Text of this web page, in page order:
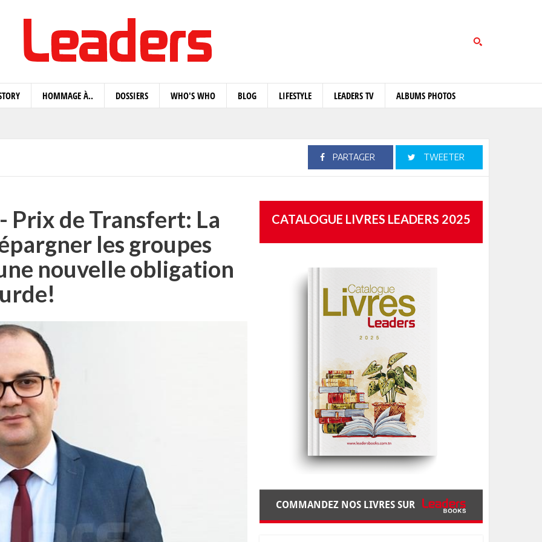
HOMMAGE À.. DOSSIERS WHO'S WHO BLOG LIFESTYLE LEADERS TV ALBUMS PHOTOS
PARTAGER TWEETER
Prix de Transfert: La
les groupes
nouvelle obligation
CATALOGUE LIVRES LEADERS 2025
COMMANDEZ NOS LIVRES SUR